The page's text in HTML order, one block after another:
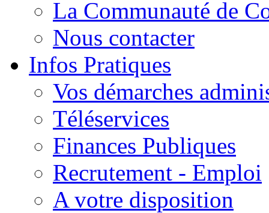
La Communauté de
Nous contacter
Infos Pratiques
Vos démarches
Téléservices
Finances Publiques
Recrutement - Emploi
A votre disposition